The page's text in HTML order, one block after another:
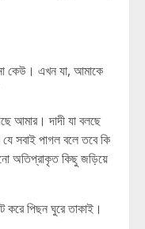
কেউ। এখন যা, আমাকে
আমার। দাদী যা বলছে
সবাই পাগল বলে তবে কি
অতিপ্রাকৃত কিছু জড়িয়ে
করে পিছন ঘুরে তাকাই।